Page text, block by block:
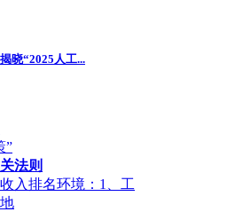
晓“2025人工...
”
法则
入排名环境：1、工